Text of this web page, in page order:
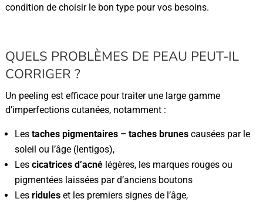
condition de choisir le bon type pour vos besoins.
QUELS PROBLÈMES DE PEAU PEUT-IL
CORRIGER ?
Un peeling est efficace pour traiter une large gamme
d’imperfections cutanées, notamment :
Les taches pigmentaires – taches brunes causées par le
soleil ou l’âge (lentigos),
Les cicatrices d’acnélégères, les marques rouges ou
pigmentées laissées par d’anciens boutons
Les riduleset les premiers signes de l’âge,